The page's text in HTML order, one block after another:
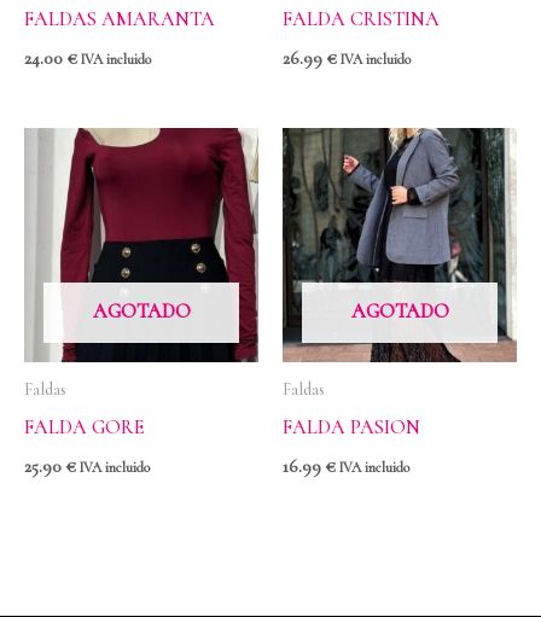
FALDAS AMARANTA
24.00 € IVA incluido
FALDA CRISTINA
26.99 € IVA incluido
AGOTADO
Faldas
FALDA GORE
25.90 € IVA incluido
AGOTADO
Faldas
FALDA PASION
16.99 € IVA incluido